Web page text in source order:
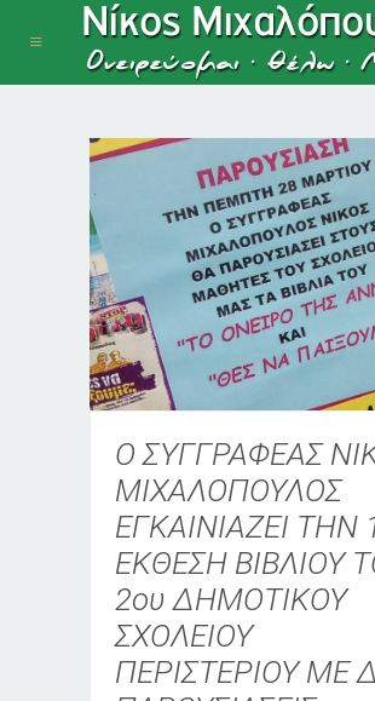
Ο ΣΥΓΓΡΑΦΕΑΣ
ΜΙΧΑΛΟΠΟΥΛΟΣ
ΕΓΚΑΙΝΙΑΖΕΙ ΤΗΝ
ΕΚΘΕΣΗ ΒΙΒΛΙΟΥ
2ου ΔΗΜΟΤΙΚΟΥ
ΣΧΟΛΕΙΟΥ
ΠΕΡΙΣΤΕΡΙΟΥ ΜΕ